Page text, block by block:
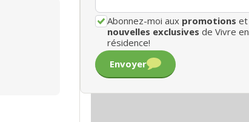
Abonnez-moi aux promotions et
nouvelles exclusives de Vivre en
résidence!
Envoyer